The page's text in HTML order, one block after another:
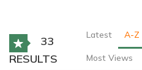
33
RESULTS
Latest A-Z
Most Views